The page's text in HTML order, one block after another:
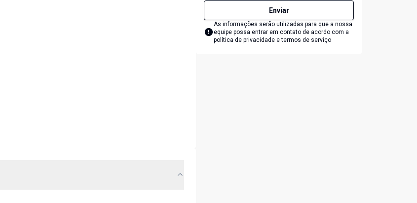
Enviar
As informações serão utilizadas para que a nossa
equipe possa entrar em contato de acordo com a
política de privacidade e termos de serviço